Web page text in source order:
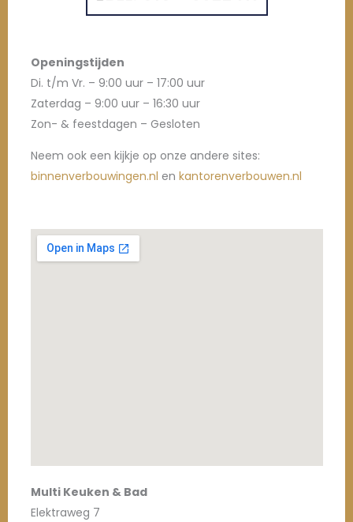
Openingstijden
Di. t/m Vr. – 9:00 uur – 17:00 uur
Zaterdag – 9:00 uur – 16:30 uur
Zon- & feestdagen – Gesloten
Neem ook een kijkje op onze andere sites:
binnenverbouwingen.nl en kantorenverbouwen.nl
Multi Keuken & Bad
Elektraweg 7